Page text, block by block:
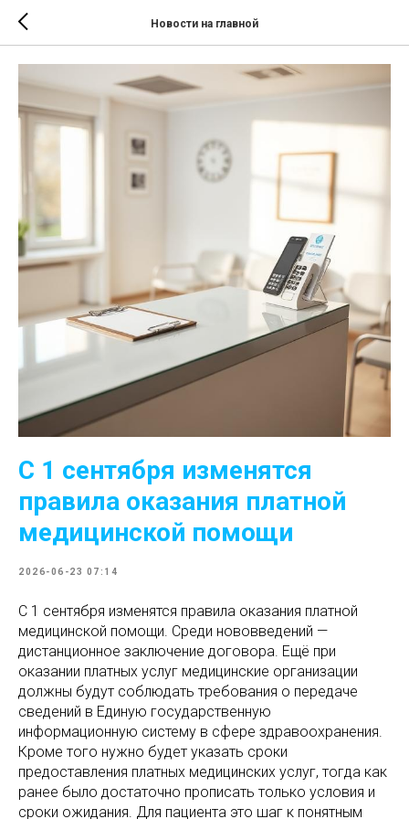
Новости на главной
С 1 сентября изменятся
правила оказания платной
медицинской помощи
2026-06-23 07:14
С 1 сентября изменятся правила оказания платной
медицинской помощи. Среди нововведений —
дистанционное заключение договора. Ещё при
оказании платных услуг медицинские организации
должны будут соблюдать требования о передаче
сведений в Единую государственную
информационную систему в сфере здравоохранения.
Кроме того нужно будет указать сроки
предоставления платных медицинских услуг, тогда как
ранее было достаточно прописать только условия и
сроки ожидания. Для пациента это шаг к понятным